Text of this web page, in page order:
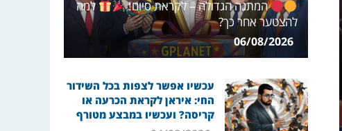
המתנה הגדולה – לקראת סיום!
למה
להצטער אחר כך?
06/08/2026
עכשיו אפשר לצפות בכל השידור
החי: איראן לקראת הכרעה או
קריסה? ועכשיו במבצע מטורף